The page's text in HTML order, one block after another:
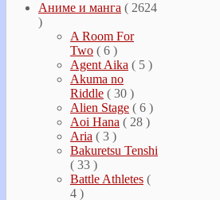
Аниме и манга ( 2624
)
A Room For
Two ( 6 )
Agent Aika ( 5 )
Akuma no
Riddle ( 30 )
Alien Stage ( 6 )
Aoi Hana ( 28 )
Aria ( 3 )
Bakuretsu Tenshi
( 33 )
Battle Athletes (
4 )